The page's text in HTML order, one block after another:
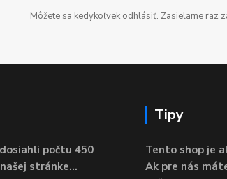
Môžete sa kedykoľvek odhlásiť. Zasielame raz
počtu 450
stránke...
Tipy
Tento shop je
Ak pre nás